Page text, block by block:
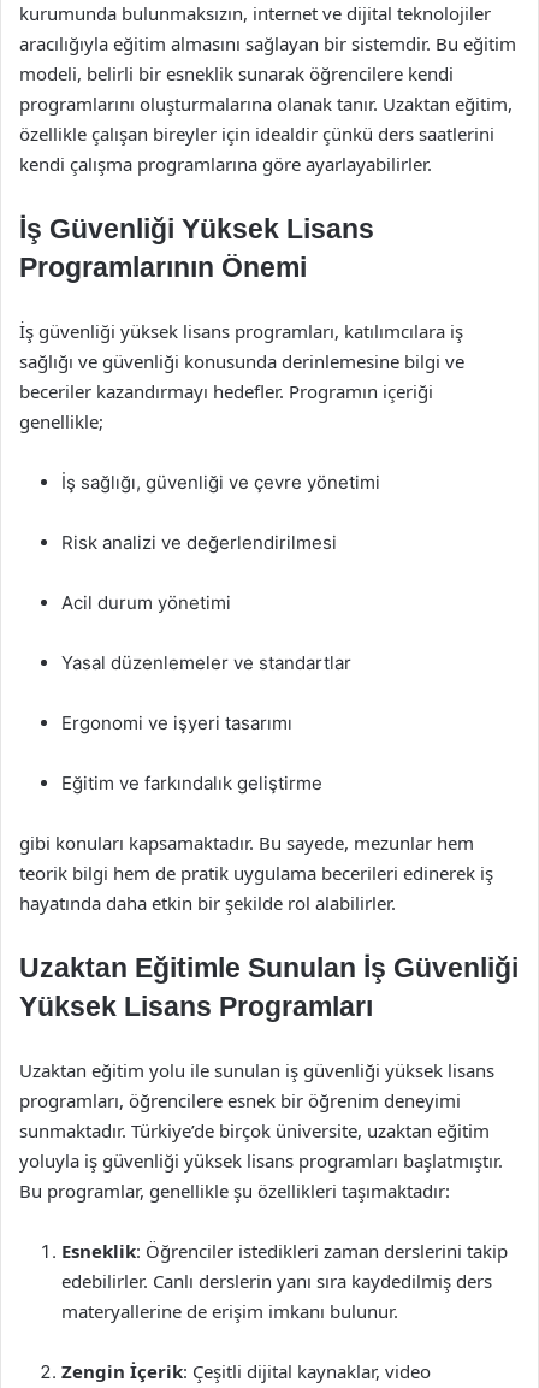
kurumunda bulunmaksızın, internet ve dijital teknolojiler
aracılığıyla eğitim almasını sağlayan bir sistemdir. Bu eğitim
modeli, belirli bir esneklik sunarak öğrencilere kendi
programlarını oluşturmalarına olanak tanır. Uzaktan eğitim,
özellikle çalışan bireyler için idealdir çünkü ders saatlerini
kendi çalışma programlarına göre ayarlayabilirler.
İş Güvenliği Yüksek Lisans
Programlarının Önemi
İş güvenliği yüksek lisans programları, katılımcılara iş
sağlığı ve güvenliği konusunda derinlemesine bilgi ve
beceriler kazandırmayı hedefler. Programın içeriği
genellikle;
İş sağlığı, güvenliği ve çevre yönetimi
Risk analizi ve değerlendirilmesi
Acil durum yönetimi
Yasal düzenlemeler ve standartlar
Ergonomi ve işyeri tasarımı
Eğitim ve farkındalık geliştirme
gibi konuları kapsamaktadır. Bu sayede, mezunlar hem
teorik bilgi hem de pratik uygulama becerileri edinerek iş
hayatında daha etkin bir şekilde rol alabilirler.
Uzaktan Eğitimle Sunulan İş Güvenliği
Yüksek Lisans Programları
Uzaktan eğitim yolu ile sunulan iş güvenliği yüksek lisans
programları, öğrencilere esnek bir öğrenim deneyimi
sunmaktadır. Türkiye’de birçok üniversite, uzaktan eğitim
yoluyla iş güvenliği yüksek lisans programları başlatmıştır.
Bu programlar, genellikle şu özellikleri taşımaktadır:
Esneklik: Öğrenciler istedikleri zaman derslerini takip
edebilirler. Canlı derslerin yanı sıra kaydedilmiş ders
materyallerine de erişim imkanı bulunur.
Zengin İçerik: Çeşitli dijital kaynaklar, video